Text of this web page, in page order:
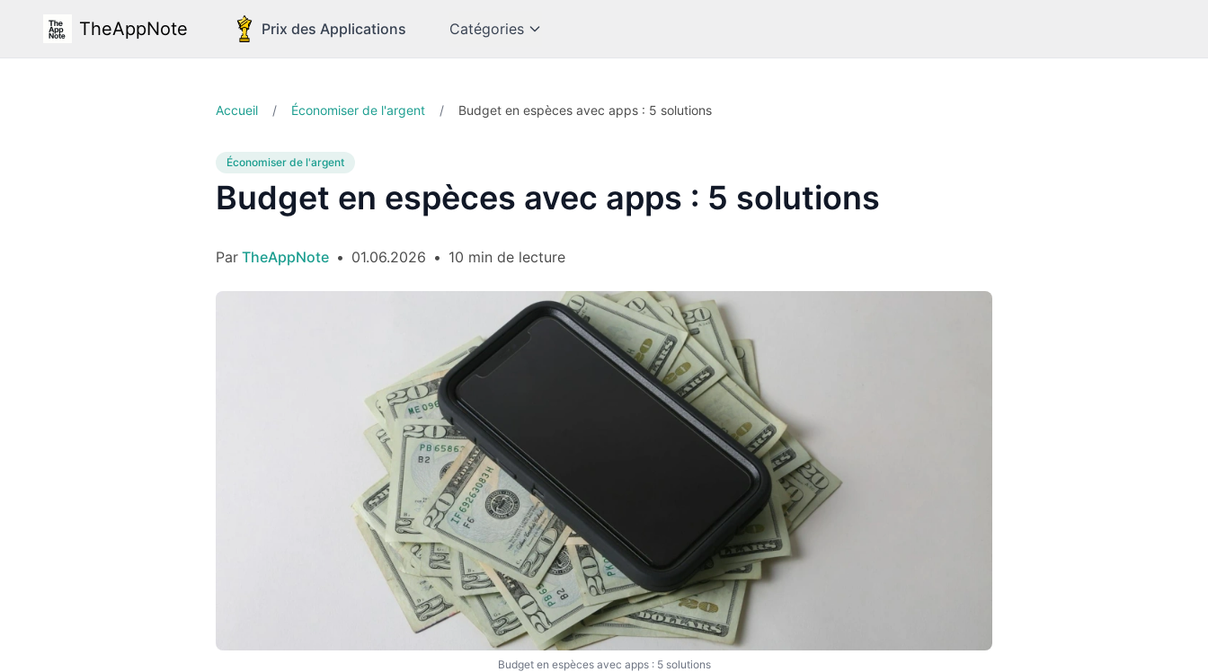
TheAppNote Prix des Applications Catégories
Accueil / Économiser de l'argent / Budget en espèces avec apps : 5 solutions
Économiser de l'argent
Budget en espèces avec apps : 5 solutions
Par TheAppNote • 01.06.2026 • 10 min de lecture
Budget en espèces avec apps : 5 solutions